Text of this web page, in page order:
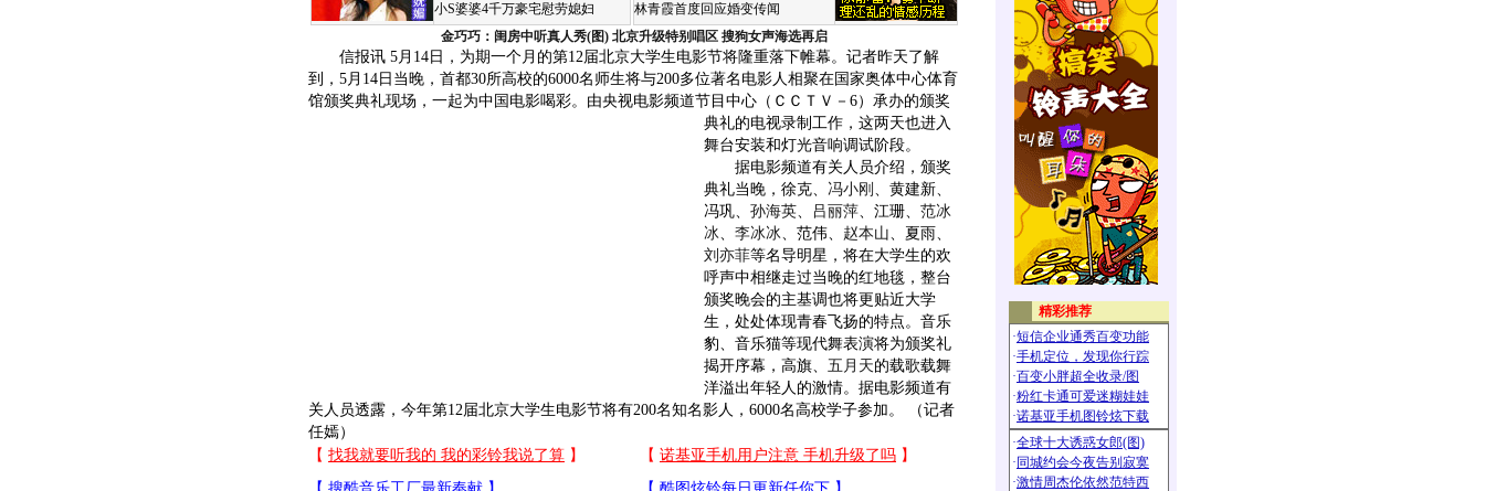
小S婆婆4千万豪宅慰劳媳妇
林青霞首度回应婚变传闻
金巧巧：闺房中听真人秀(图) 北京升级特别唱区 搜狗女声海选再启
信报讯 5月14日，为期一个月的第12届北京大学生电影节将隆重落下帷幕。记者昨天了解
到，5月14日当晚，首都30所高校的6000名师生将与200多位著名电影人相聚在国家奥体中心体育
馆颁奖典礼现场，一起为中国电影喝彩。 由央视电影频道节目中心（ＣＣＴＶ－6）承办的颁奖
典礼的电视录制工作，这两天也进入
舞台安装和灯光音响调试阶段。
据电影频道有关人员介绍，颁奖
典礼当晚，徐克、 冯小刚 、黄建新、
冯巩、 孙海英、 吕丽萍、江珊、 范冰
冰、 李冰冰、范伟、 赵本山、夏雨、
刘亦菲等名导明星，将在大学生的欢
呼声中相继走过当晚的红地毯，整台
颁奖晚会的主基调也将更贴近大学
生，处处体现青春飞扬的特点。音乐
豹、音乐猫等现代舞表演将为颁奖礼
揭开序幕，高旗、 五月天的载歌载舞
洋溢出年轻人的激情。据电影频道有
关人员透露，今年第12届北京大学生电影节将有200名知名影人，6000名高校学子参加。 （记者
任嫣）